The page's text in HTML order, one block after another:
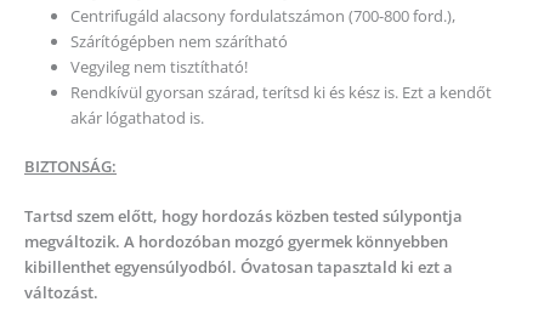
Centrifugáld alacsony fordulatszámon (700-800 ford.),
Szárítógépben nem szárítható
Vegyileg nem tisztítható!
Rendkívül gyorsan szárad, terítsd ki és kész is. Ezt a kendőt
akár lógathatod is.
BIZTONSÁG:
Tartsd szem előtt, hogy hordozás közben tested súlypontja
megváltozik. A hordozóban mozgó gyermek könnyebben
kibillenthet egyensúlyodból. Óvatosan tapasztald ki ezt a
változást.